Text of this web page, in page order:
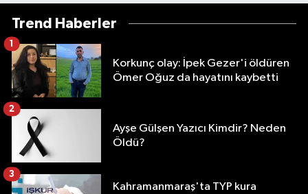
Trend Haberler
Korkunç olay: İpek Gezer'i öldüren
Ömer Oğuz da hayatını kaybetti
1
Ayşe Gülşen Yazıcı Kimdir? Neden
Öldü?
2
Kahramanmaraş'ta TYP kura
3